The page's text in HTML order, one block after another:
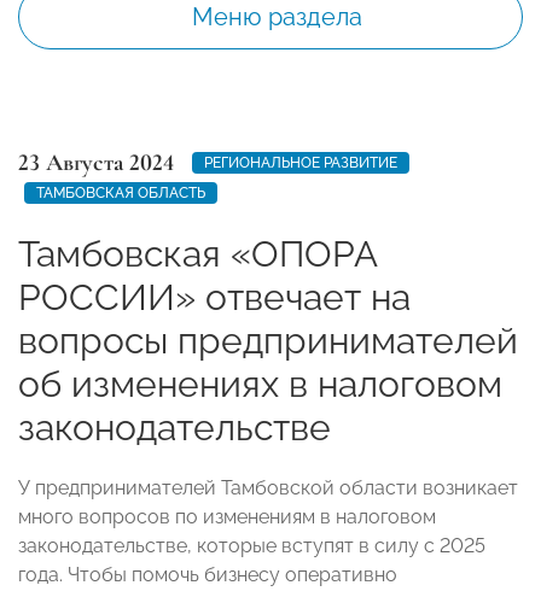
Меню раздела
23 Августа 2024
РЕГИОНАЛЬНОЕ РАЗВИТИЕ
ТАМБОВСКАЯ ОБЛАСТЬ
Тамбовская «ОПОРА
РОССИИ» отвечает на
вопросы предпринимателей
об изменениях в налоговом
законодательстве
У предпринимателей Тамбовской области возникает
много вопросов по изменениям в налоговом
законодательстве, которые вступят в силу с 2025
года. Чтобы помочь бизнесу оперативно